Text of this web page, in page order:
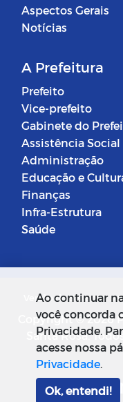
Aspectos Gerais
Notícias
A Prefeitura
Prefeito
Vice-prefeito
Gabinete do
Assistência Social
Administração
Educação e
Finanças
Infra-Estrutura
Saúde
Versão do Sistema:
Copyright © 2026
Santa Rosa.
Ao continuar
você concorda
Privacidade.
acesse nossa
Privacidade.
Ok, entendi!